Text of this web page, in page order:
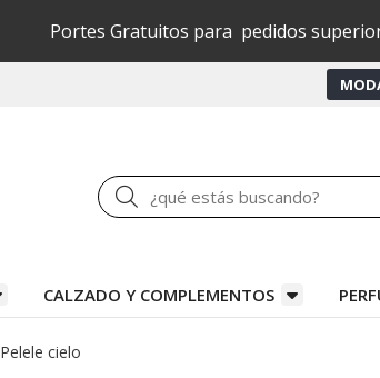
Portes Gratuitos para pedidos
Buscar
CALZADO Y COMPLEMENTOS
Pelele cielo